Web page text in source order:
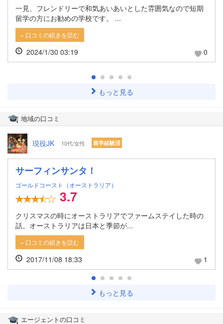
一見、フレンドリーで和気あいあいとした雰囲気なので短期
留学の方にお勧めの学校です。 ...
» 口コミの続きを読む
2024/1/30 03:19 0
もっと見る
地域の口コミ
現役JK 10代/女性 留学経験済
サーフィンサンタ！
ゴールドコースト（オーストラリア）
3.7
クリスマスの時にオーストラリアでファームステイした時の
話。オーストラリアは日本と季節が...
» 口コミの続きを読む
2017/11/08 18:33 1
もっと見る
エージェントの口コミ